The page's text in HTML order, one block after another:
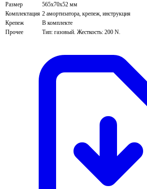
Размер
565х70х52 мм
Комплектация 2 амортизатора, крепеж, инструкция
Крепеж
В комплекте
Прочее
Тип: газовый. Жесткость: 200 N.